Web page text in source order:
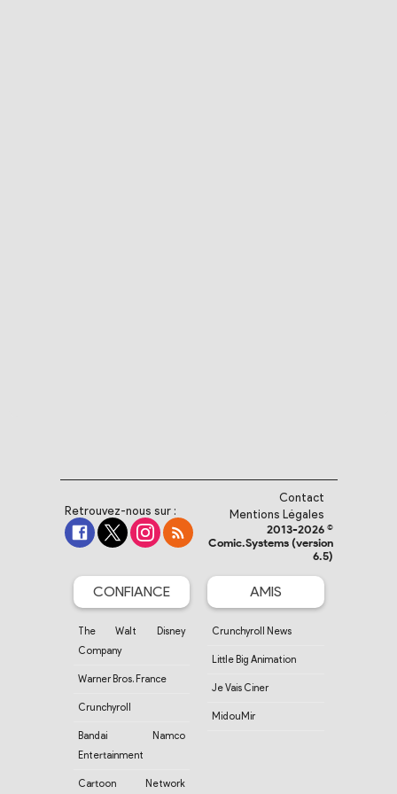
Retrouvez-nous sur :
Contact
Mentions Légales
2013-2026 ©
Comic.Systems (version
6.5)
CONFIANCE
The Walt Disney
Company
Warner Bros. France
Crunchyroll
Bandai Namco
Entertainment
Cartoon Network
AMIS
Crunchyroll News
Little Big Animation
Je Vais Ciner
MidouMir